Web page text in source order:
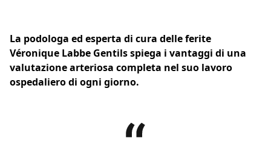
La podologa ed esperta di cura delle ferite
Véronique Labbe Gentils spiega i vantaggi di una
valutazione arteriosa completa nel suo lavoro
ospedaliero di ogni giorno.